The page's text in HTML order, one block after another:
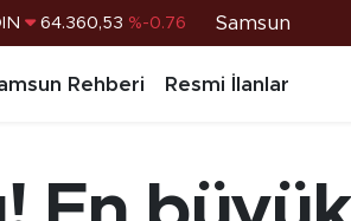
47,7069 %0.17
BİST100 13.887 %64
Samsun
Rehberi Resmi İlanlar